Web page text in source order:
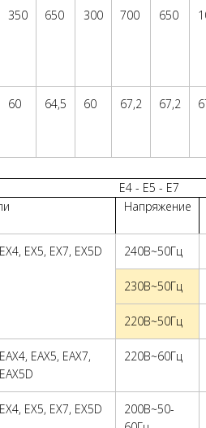
350 650 300 700 650
60 64,5 60 67,2 67,2
E4 - E5 - E7
Напряжение
EX4, EX5, EX7, EX5D 240В~50Гц
230В~50Гц
220В~50Гц
EAX4, EAX5, EAX7,
EAX5D
220В~60Гц
EX4, EX5, EX7, EX5D
200В~50-